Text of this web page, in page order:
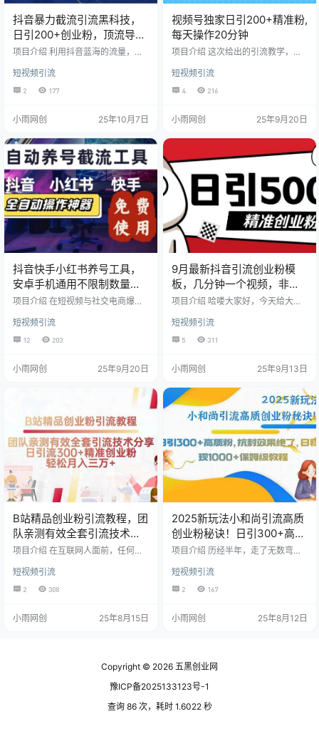
抖音暴力截流引流黑科技，
日引200+创业粉，顶流导师
内部课程，简单粗暴易上手
项目介绍 利用抖音蓝海的流量，精
点赞+关注+账号包装，引流到私
域。课程内容从0到1教小白如何引
流创业粉，日引流200+精准创业
实操的每一个步骤。 课程目录 项目
短视频引流
2 177
小雨网创 25年10月7日
视频号独家日引200+精准粉,
每天操作20分钟
项目介绍 这次给出的引流教学，不
等待，每天操作20分钟，被动引流2
00精准粉。主打一个一个省时省
力，有手就行。之前问我说不会剪
了。 课程目录 引流思路 具体实操
短视频引流
4 216
小雨网创 25年9月20日
抖音快手小红书养号工具，
安卓手机通用不限制数量，
截流自热必备养号神器解放
项目介绍 在短视频与社交电商爆发
运营成败的关键。「三平台智能养
号截流工具」，集养号、引流、截
流于一体，彻底解放人力，让流量
亮点 全自动智能养号 AI算法模拟真
览、互动等操作，快速提升账号活
跃度与权重，规避平台风控，保障
账号安全。 六大精准获客场景 同行
粉丝列表定向挖掘 短视频评论区深
度渗透 团购评论区精准…
短视频引流
12 203
小雨网创 25年9月20日
9月最新抖音引流创业粉模
板，几分钟一个视频，非常
暴力，小白直接可上手操作!
项目介绍 哈喽大家好，今天给大家
粉， 几分钟一个视频， 非常暴力，
小白直接可上手操作! 引流才是王
道！有一种超牛的玩法，简单的 制
后导入私域开启变现之旅。别整那
单粗暴，还适合全网撒网。 别老沉
迷于学习各种理论，得实战起来，
成为真正的引流高手。变现途径超
多样，接广告、卖项目、 网盘拉
新、卖粉丝等等，只…
短视频引流
5 311
小雨网创 25年9月13日
B站精品创业粉引流教程，团
队亲测有效全套引流技术分
享，日引流300+精准粉
项目介绍 在互联网人面前，任何平
了可以追剧、学习之外，也可以是
一个很好的引流平台！ 为什么要在B
站做引流呢？因为它有几个特点：
行为、对搬运作品不苛刻、推流的
视频平台目前呈现三足鼎立的局
日活用户接近1亿，与其他两个…
短视频引流
2 308
小雨网创 25年8月15日
2025新玩法小和尚引流高质
创业粉秘诀！日引300+高质
粉，抗封效果绝了，…
项目介绍 历经半年，走了无数弯
把这个方法测试出来了 本次课程非
常详细建议大家反复观看 简单地
说，就是通过ai绘画生成小和尚等人
化，发布到自媒体平台(如抖音、快
东西，引发观众的共鸣和思考达到
术的运用，使得制作过程相对…
短视频引流
2 167
小雨网创 25年8月12日
Copyright © 2026 五黑创业网
豫ICP备2025133123号-1
查询 86 次，耗时 1.6022 秒